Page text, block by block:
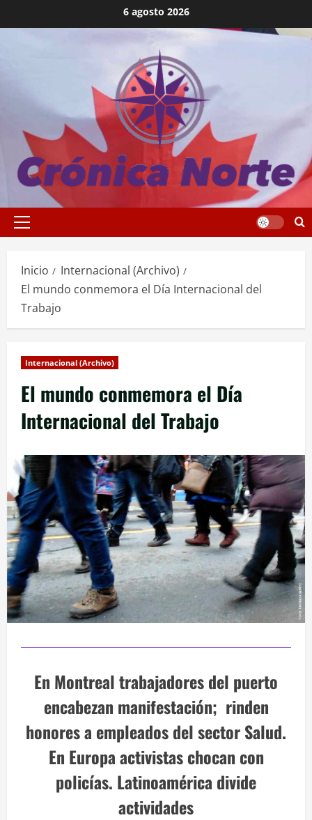
al
6 agosto 2026
Menú
Inicio
Internacional (Archivo)
El mundo conmemora el Día Internacional del
Trabajo
Internacional (Archivo)
El mundo conmemora el Día
Internacional del Trabajo
En Montreal trabajadores del puerto
encabezan manifestación; rinden
honores a empleados del sector Salud.
En Europa activistas chocan con
policías. Latinoamérica divide
actividades